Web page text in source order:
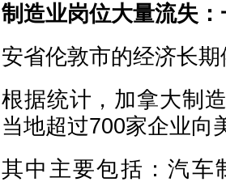
制造业岗位大量流失
安省伦敦市的经济长
根据统计，加拿大制
当地超过700家企业向
其中主要包括：汽车